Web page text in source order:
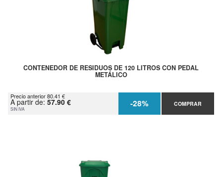
CONTENEDOR DE RESIDUOS DE 120 LITROS CON PEDAL
METÁLICO
Precio anterior 80.41 €
A partir de: 57.90 €
SIN IVA -28% COMPRAR